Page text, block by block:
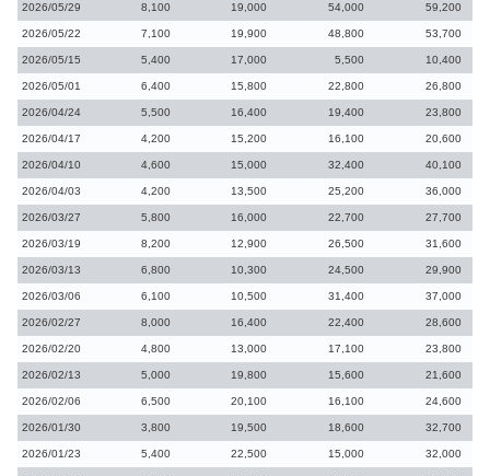
2026/05/29 8,100 19,000 54,000 59,200
2026/05/22 7,100 19,900 48,800 53,700
2026/05/15 5,400 17,000 5,500 10,400
2026/05/01 6,400 15,800 22,800 26,800
2026/04/24 5,500 16,400 19,400 23,800
2026/04/17 4,200 15,200 16,100 20,600
2026/04/10 4,600 15,000 32,400 40,100
2026/04/03 4,200 13,500 25,200 36,000
2026/03/27 5,800 16,000 22,700 27,700
2026/03/19 8,200 12,900 26,500 31,600
2026/03/13 6,800 10,300 24,500 29,900
2026/03/06 6,100 10,500 31,400 37,000
2026/02/27 8,000 16,400 22,400 28,600
2026/02/20 4,800 13,000 17,100 23,800
2026/02/13 5,000 19,800 15,600 21,600
2026/02/06 6,500 20,100 16,100 24,600
2026/01/30 3,800 19,500 18,600 32,700
2026/01/23 5,400 22,500 15,000 32,000